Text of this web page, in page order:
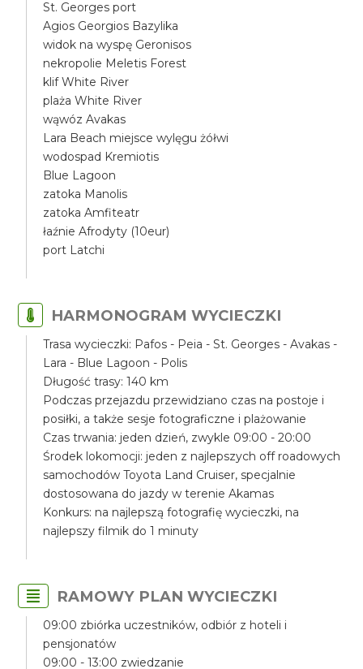
St. Georges port
Agios Georgios Bazylika
widok na wyspę Geronisos
nekropolie Meletis Forest
klif White River
plaża White River
wąwóz Avakas
Lara Beach miejsce wylęgu żółwi
wodospad Kremiotis
Blue Lagoon
zatoka Manolis
zatoka Amfiteatr
łaźnie Afrodyty (10eur)
port Latchi
HARMONOGRAM WYCIECZKI
Trasa wycieczki: Pafos - Peia - St. Georges - Avakas -
Lara - Blue Lagoon - Polis
Długość trasy: 140 km
Podczas przejazdu przewidziano czas na postoje i
posiłki, a także sesje fotograficzne i plażowanie
Czas trwania: jeden dzień, zwykle 09:00 - 20:00
Środek lokomocji: jeden z najlepszych off roadowych
samochodów Toyota Land Cruiser, specjalnie
dostosowana do jazdy w terenie Akamas
Konkurs: na najlepszą fotografię wycieczki, na
najlepszy filmik do 1 minuty
RAMOWY PLAN WYCIECZKI
09:00 zbiórka uczestników, odbiór z hoteli i
pensjonatów
09:00 - 13:00 zwiedzanie